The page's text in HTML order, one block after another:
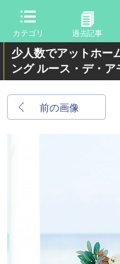
カテゴリ 過去記事
少人数でアットホー
ング ルース・デ・ア
前の画像